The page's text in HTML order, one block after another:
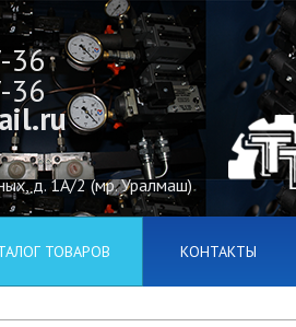
36
д. 1А/2 (мр. Уралмаш)
36
ТОВАРОВ КОНТАКТЫ